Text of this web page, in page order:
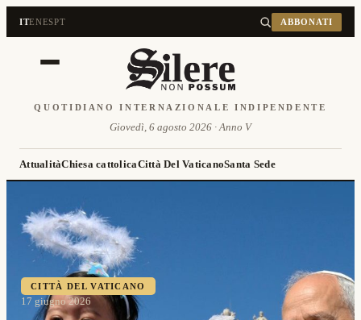
ITENESPT ABBONATI
QUOTIDIANO INTERNAZIONALE INDIPENDENTE
Giovedì, 6 agosto 2026 · Anno V
AttualitàChiesa cattolicaCittà Del VaticanoSanta Sede
CITTÀ DEL VATICANO
17 giugno 2026